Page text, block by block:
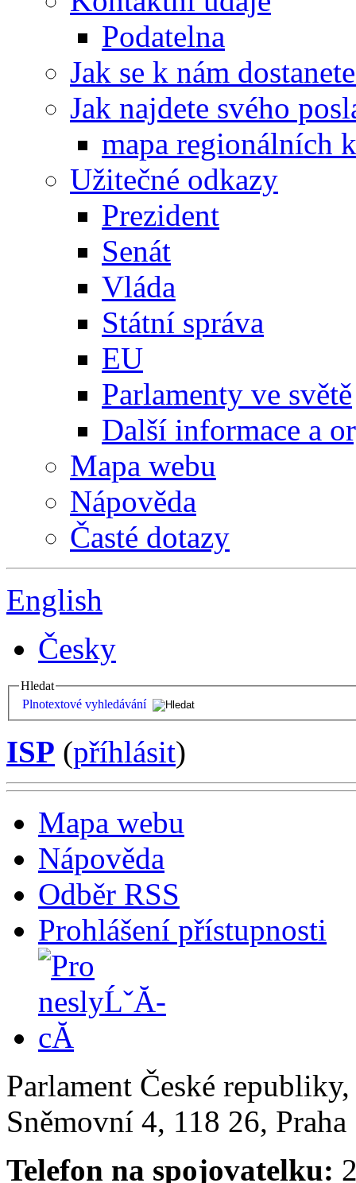
Podatelna
Jak se k nám
Jak najdete svého
mapa regionálních
Užitečné odkazy
Prezident
Senát
Vláda
Státní správa
EU
Parlamenty ve světě
Další informace a
Mapa webu
Nápověda
Časté dotazy
English
Česky
Hledat
Plnotextové vyhledávání
ISP (příhlásit)
Mapa webu
Nápověda
Odběr RSS
Prohlášení přístupnosti
Parlament České
Sněmovní 4, 118 26,
Telefon na spojovatelku: